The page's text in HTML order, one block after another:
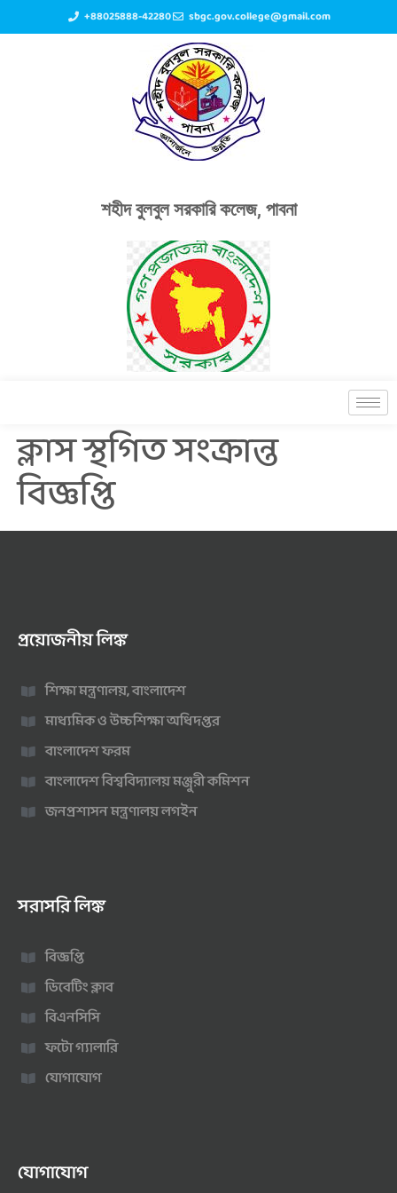
+88025888-42280 sbgc.gov.college@gmail.com
শহীদ বুলবুল সরকারি কলেজ, পাবনা
ক্লাস স্থগিত সংক্রান্ত
বিজ্ঞপ্তি
প্রয়োজনীয় লিঙ্ক
শিক্ষা মন্ত্রণালয়, বাংলাদেশ
মাধ্যমিক ও উচ্চশিক্ষা অধিদপ্তর
বাংলাদেশ ফরম
বাংলাদেশ বিশ্ববিদ্যালয় মঞ্জুরী কমিশন
জনপ্রশাসন মন্ত্রণালয় লগইন
সরাসরি লিঙ্ক
বিজ্ঞপ্তি
ডিবেটিং ক্লাব
বিএনসিসি
ফটো গ্যালারি
যোগাযোগ
যোগাযোগ